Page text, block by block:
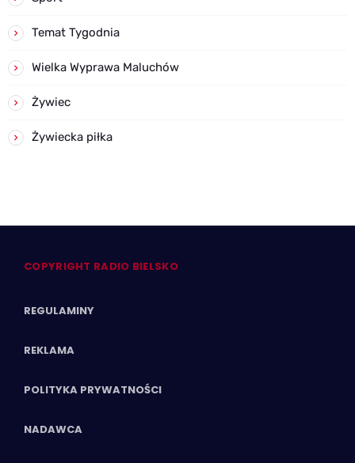
Temat Tygodnia
Wielka Wyprawa Maluchów
Żywiec
Żywiecka piłka
COPYRIGHT RADIO BIELSKO
REGULAMINY
REKLAMA
POLITYKA PRYWATNOŚCI
NADAWCA